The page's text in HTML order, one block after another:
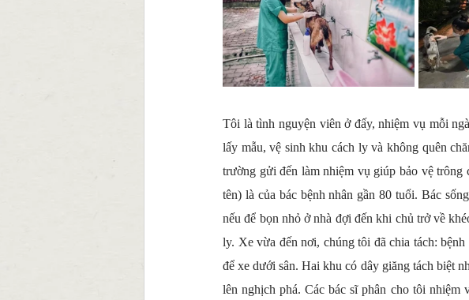
Tôi là tình nguyện viên ở đấy, nhiệm vụ mỗi
lấy mẫu, vệ sinh khu cách ly và không quên
trường gửi đến làm nhiệm vụ giúp bảo vệ
tên) là của bác bệnh nhân gần 80 tuổi. Bác
nếu để bọn nhỏ ở nhà đợi đến khi chủ trở về
ly. Xe vừa đến nơi, chúng tôi đã chia tách:
để xe dưới sân. Hai khu có dây giăng tách biệt
lên nghịch phá. Các bác sĩ phân cho tôi nhiệm